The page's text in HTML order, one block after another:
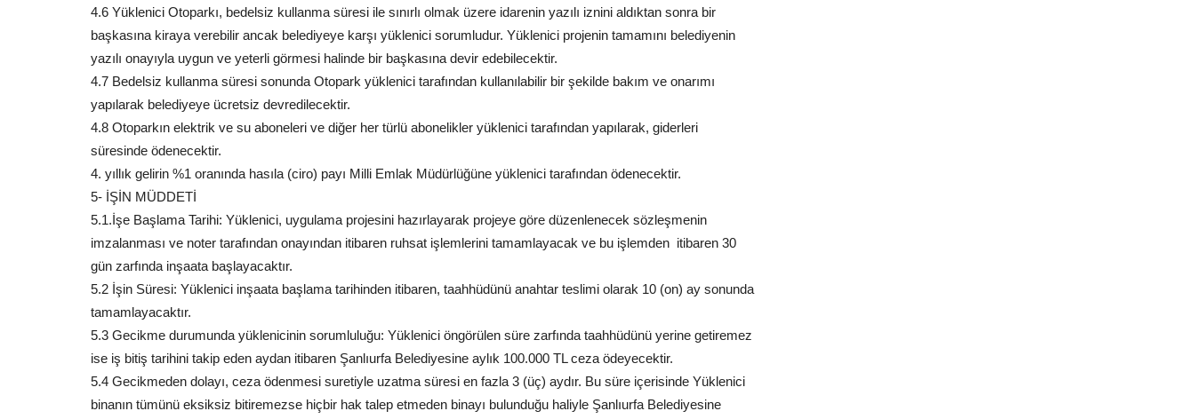
4.6 Yüklenici Otoparkı, bedelsiz kullanma süresi ile sınırlı olmak üzere idarenin yazılı iznini aldıktan sonra bir
başkasına kiraya verebilir ancak belediyeye karşı yüklenici sorumludur. Yüklenici projenin tamamını belediyenin
yazılı onayıyla uygun ve yeterli görmesi halinde bir başkasına devir edebilecektir.
4.7 Bedelsiz kullanma süresi sonunda Otopark yüklenici tarafından kullanılabilir bir şekilde bakım ve onarımı
yapılarak belediyeye ücretsiz devredilecektir.
4.8 Otoparkın elektrik ve su aboneleri ve diğer her türlü abonelikler yüklenici tarafından yapılarak, giderleri
süresinde ödenecektir.
4. yıllık gelirin %1 oranında hasıla (ciro) payı Milli Emlak Müdürlüğüne yüklenici tarafından ödenecektir.
5- İŞİN MÜDDETİ
5.1.İşe Başlama Tarihi: Yüklenici, uygulama projesini hazırlayarak projeye göre düzenlenecek sözleşmenin
imzalanması ve noter tarafından onayından itibaren ruhsat işlemlerini tamamlayacak ve bu işlemden itibaren 30
gün zarfında inşaata başlayacaktır.
5.2 İşin Süresi: Yüklenici inşaata başlama tarihinden itibaren, taahhüdünü anahtar teslimi olarak 10 (on) ay sonunda
tamamlayacaktır.
5.3 Gecikme durumunda yüklenicinin sorumluluğu: Yüklenici öngörülen süre zarfında taahhüdünü yerine getiremez
ise iş bitiş tarihini takip eden aydan itibaren Şanlıurfa Belediyesine aylık 100.000 TL ceza ödeyecektir.
5.4 Gecikmeden dolayı, ceza ödenmesi suretiyle uzatma süresi en fazla 3 (üç) aydır. Bu süre içerisinde Yüklenici
binanın tümünü eksiksiz bitiremezse hiçbir hak talep etmeden binayı bulunduğu haliyle Şanlıurfa Belediyesine